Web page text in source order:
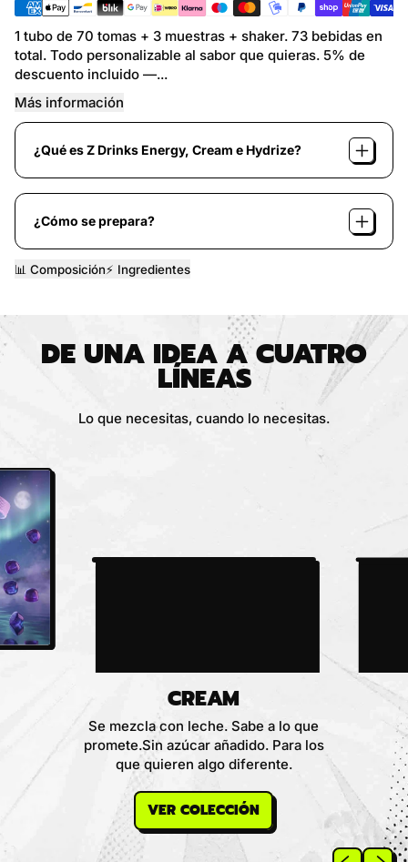
1 tubo de 70 tomas + 3 muestras + shaker. 73 bebidas en
total. Todo personalizable al sabor que quieras. 5% de
descuento incluido —...
Más información
¿Qué es Z Drinks Energy, Cream e Hydrize?
¿Cómo se prepara?
📊 Composición⚡️ Ingredientes
DE UNA IDEA A CUATRO
LÍNEAS
Lo que necesitas, cuando lo necesitas.
CREAM
Se mezcla con leche. Sabe a lo que
promete.Sin azúcar añadido. Para los
que quieren algo diferente.
VER COLECCIÓN
Diapositiva